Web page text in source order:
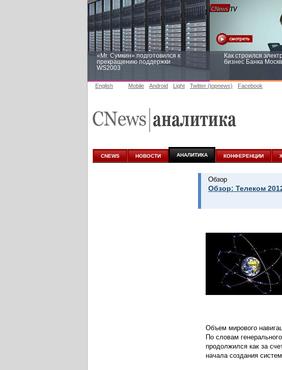
«Mr. Сумкин» подготовился к
прекращению поддержки
WS2003
Как строился
бизнес Банка
аналитике
English Mobile Android Light Twitter (topnews) Facebook
CNEWS НОВОСТИ АНАЛИТИКА КОНФЕРЕНЦИИ
Обзор
Обзор: Телеком
Объем мирового
По словам
продолжился как за
начала создания